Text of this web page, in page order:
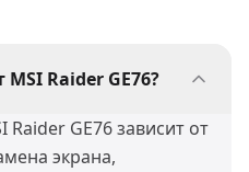
Raider GE76?
GE76 зависит от
экрана,